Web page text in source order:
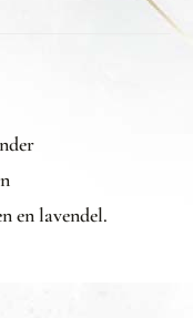
en lavendel.